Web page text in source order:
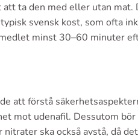
ta den med eller utan
svensk kost, som ofta
minst 30–60 minuter
att förstå
mot udenafil. Dessutom
ska också avstå, då